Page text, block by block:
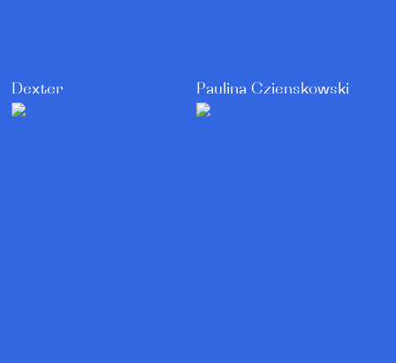
Dexter Paulina Czienskowski